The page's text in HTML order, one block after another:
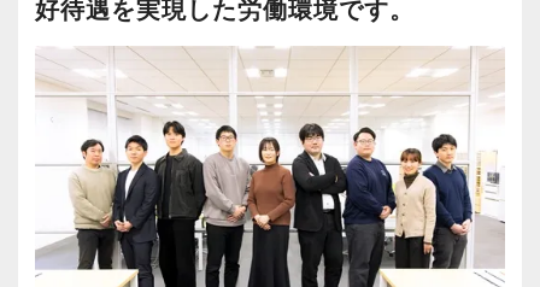
安定した環境で、私たちと一緒に新しい一歩を
踏み出しませんか？あなたからのご応募を、所
員一同、心よりお待ちしています！
コアメンバーとしてやりがいを持って働いてい
ただけます。
―――【4】 将来のキャリアアップも応援！
「正社員登用制度」あり
私たちが採用において何よりも大切にしている
のは、現在のスキルや過去の経験年数ではあり
ません。
野に入れ、さらなる＼業務拡大／を考えていま
す。
私たちを支えてくれる新しい仲間を募集して
います！
事務所の成長過程を体験できるチャンスで
す！
好待遇を実現した労働環境です。